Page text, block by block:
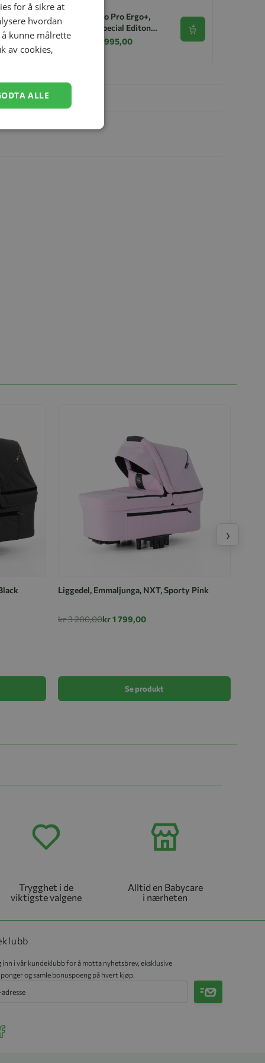
Emmaljunga Sento Pro Ergo+,
Outdoor Trek - Special Editon
2026
kr 14 495,00 kr 11 995,00
Se produkt
Liggedel, Emmaljunga, NXT, Sporty Pink
kr 3 200,00kr 1 799,00
Se produkt
›
Trygghet i de
viktigste valgene
Alltid en Babycare
i nærheten
inn i vår kundeklubb for å motta nyhetsbrev, eksklusive
og samle bonuspoeng på hvert kjøp.
Meld på
our Facebook
for å sikre at
hvordan
kunne målrette
av cookies,
ALLE